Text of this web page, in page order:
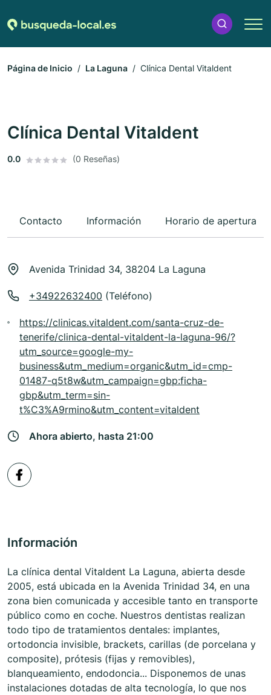
Página de Inicio La Laguna Clínica Dental Vitaldent
Clínica Dental Vitaldent
0.0 (0 Reseñas)
Contacto Información Horario de apertura
Avenida Trinidad 34, 38204 La Laguna
+34922632400 (Teléfono)
https://clinicas.vitaldent.com/santa-cruz-de-
tenerife/clinica-dental-vitaldent-la-laguna-96/?
utm_source=google-my-
business&utm_medium=organic&utm_id=cmp-
01487-q5t8w&utm_campaign=gbp:ficha-
gbp&utm_term=sin-
t%C3%A9rmino&utm_content=vitaldent
Ahora abierto, hasta 21:00
Información
La clínica dental Vitaldent La Laguna, abierta desde
2005, está ubicada en la Avenida Trinidad 34, en una
zona bien comunicada y accesible tanto en transporte
público como en coche. Nuestros dentistas realizan
todo tipo de tratamientos dentales: implantes,
ortodoncia invisible, brackets, carillas (de porcelana y
composite), prótesis (fijas y removibles),
blanqueamiento, endodoncia... Disponemos de unas
instalaciones dotadas de alta tecnología, lo que nos